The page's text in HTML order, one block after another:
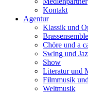
Kontakt
Agentur
Klassik und
Chöre und a
Swing und
Show
Literatur und
Filmmusik
Weltmusik